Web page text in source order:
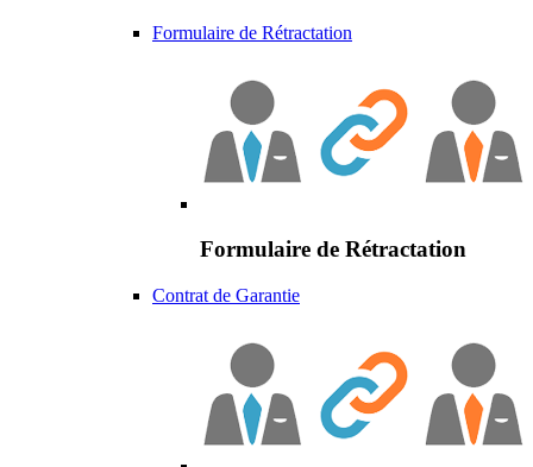
Formulaire de Rétractation
Formulaire de Rétractation
Contrat de Garantie